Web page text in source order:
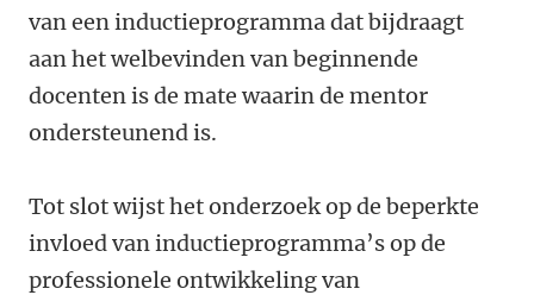
van een inductieprogramma dat bijdraagt
aan het welbevinden van beginnende
docenten is de mate waarin de mentor
ondersteunend is.
Tot slot wijst het onderzoek op de beperkte
invloed van inductieprogramma’s op de
professionele ontwikkeling van